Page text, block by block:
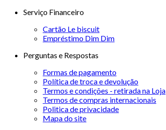
Serviço Financeiro
Cartão Le biscuit
Empréstimo Dim Dim
Perguntas e Respostas
Formas de pagamento
Política de troca e devolução
Termos e condições - retirada na Loja
Termos de compras internacionais
Politica de privacidade
Mapa do site